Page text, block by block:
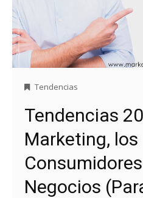
Tendencias
Tendencias
Marketing, los
Negocios